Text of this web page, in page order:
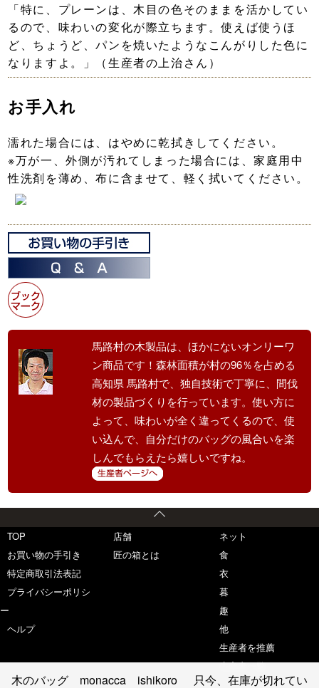
「特に、プレーンは、木目の色そのままを活かしてい
るので、味わいの変化が際立ちます。使えば使うほ
ど、ちょうど、パンを焼いたようなこんがりした色に
なりますよ。」（生産者の上治さん）
お手入れ
濡れた場合には、はやめに乾拭きしてください。
※万が一、外側が汚れてしまった場合には、家庭用中
性洗剤を薄め、布に含ませて、軽く拭いてください。
馬路村の木製品は、ほかにないオンリーワ
ン商品です！森林面積が村の96％を占める
高知県 馬路村で、独自技術で丁寧に、間伐
材の製品づくりを行っています。使い方に
よって、味わいが全く違ってくるので、使
い込んで、自分だけのバッグの風合いを楽
しんでもらえたら嬉しいですね。
木のバッグ monacca ishikoro 只今、在庫が切れてい
TOP
お買い物の手引き
特定商取引法表記
プライバシーポリシ
ー
ヘルプ
店舗
匠の箱とは
ネット
食
衣
暮
趣
他
生産者を推薦
生産者一覧